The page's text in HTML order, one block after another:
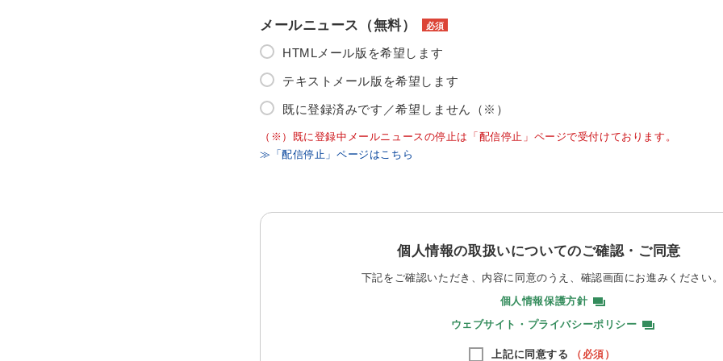
メールニュース（無料） 必須
HTMLメール版を希望します
テキストメール版を希望します
既に登録済みです／希望しません（※）
（※）既に登録中メールニュースの停止は「配信停止」ページで受付けております。
≫「配信停止」ページはこちら
個人情報の取扱いについてのご確認・ご同意
下記をご確認いただき、内容に同意のうえ、 確認画面にお進みください。
個人情報保護方針
ウェブサイト・プライバシーポリシー
上記に同意する （必須）